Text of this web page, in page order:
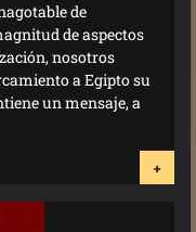
de
de aspectos
nosotros
a Egipto su
un mensaje, a
+